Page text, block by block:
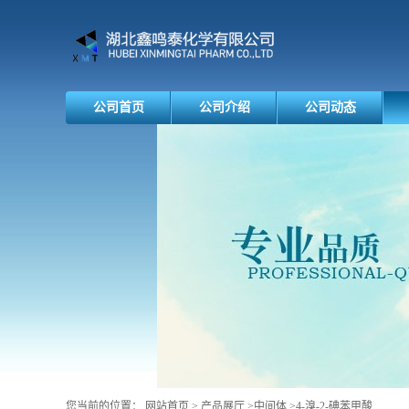
公司首页 公司介绍 公司动态
您当前的位置： 网站首页 > 产品展厅 >中间体 >4-溴-2-碘苯甲酸